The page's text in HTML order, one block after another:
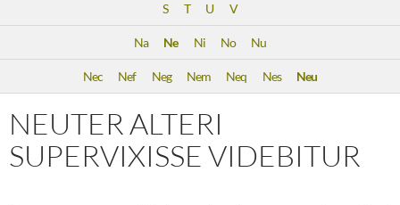
S T U V
Na Ne Ni No Nu
Nec Nef Neg Nem Neq Nes Neu
NEUTER ALTERI
SUPERVIXISSE VIDEBITUR